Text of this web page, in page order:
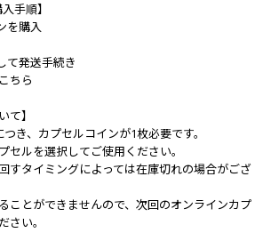
手順】
を購入
て発送手続き
ちら
て】
き、カプセルコインが1枚必要です。
セルを選択してご使用ください。
すタイミングによっては在庫切れの場合がござ
ことができませんので、次回のオンラインカプ
さい。